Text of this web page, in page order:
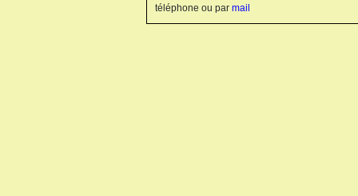
téléphone ou par mail